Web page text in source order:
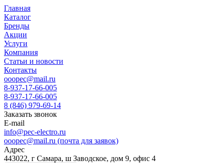
Главная
Каталог
Бренды
Акции
Услуги
Компания
Статьи и новости
Контакты
ooopec@mail.ru
8-937-17-66-005
8-937-17-66-005
8 (846) 979-69-14
Заказать звонок
E-mail
info@pec-electro.ru
ooopec@mail.ru (почта для заявок)
Адрес
443022, г Самара, ш Заводское, дом 9, офис 4